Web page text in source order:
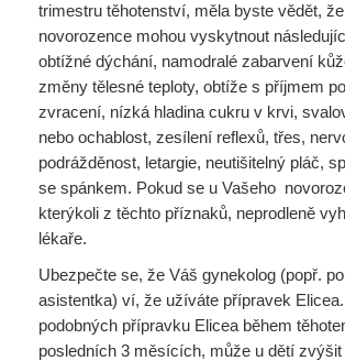
trimestru těhotenství, měla byste vědět,
novorozence mohou vyskytnout
obtížné dýchání, namodralé zabarvení
změny tělesné teploty, obtíže s příjmem
zvracení, nízká hladina cukru v krvi,
nebo ochablost, zesílení reflexů, třes,
podrážděnost, letargie, neutišitelný pláč,
se spánkem. Pokud se u Vašeho
kterýkoli z těchto příznaků, neprodleně
lékaře.
Ubezpečte se, že Váš gynekolog (popř.
asistentka) ví, že užíváte přípravek
podobných přípravku Elicea během
posledních 3 měsících, může u dětí